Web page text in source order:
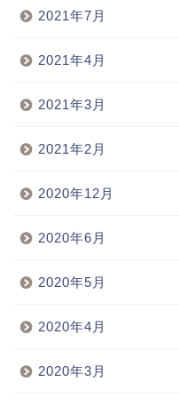
2021年7月
2021年4月
2021年3月
2021年2月
2020年12月
2020年6月
2020年5月
2020年4月
2020年3月